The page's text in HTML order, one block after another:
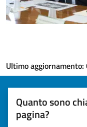
Ultimo aggiornamento:
Quanto sono
pagina?